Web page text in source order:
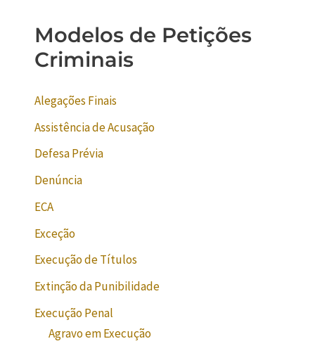
Modelos de Petições
Criminais
Alegações Finais
Assistência de Acusação
Defesa Prévia
Denúncia
ECA
Exceção
Execução de Títulos
Extinção da Punibilidade
Execução Penal
Agravo em Execução